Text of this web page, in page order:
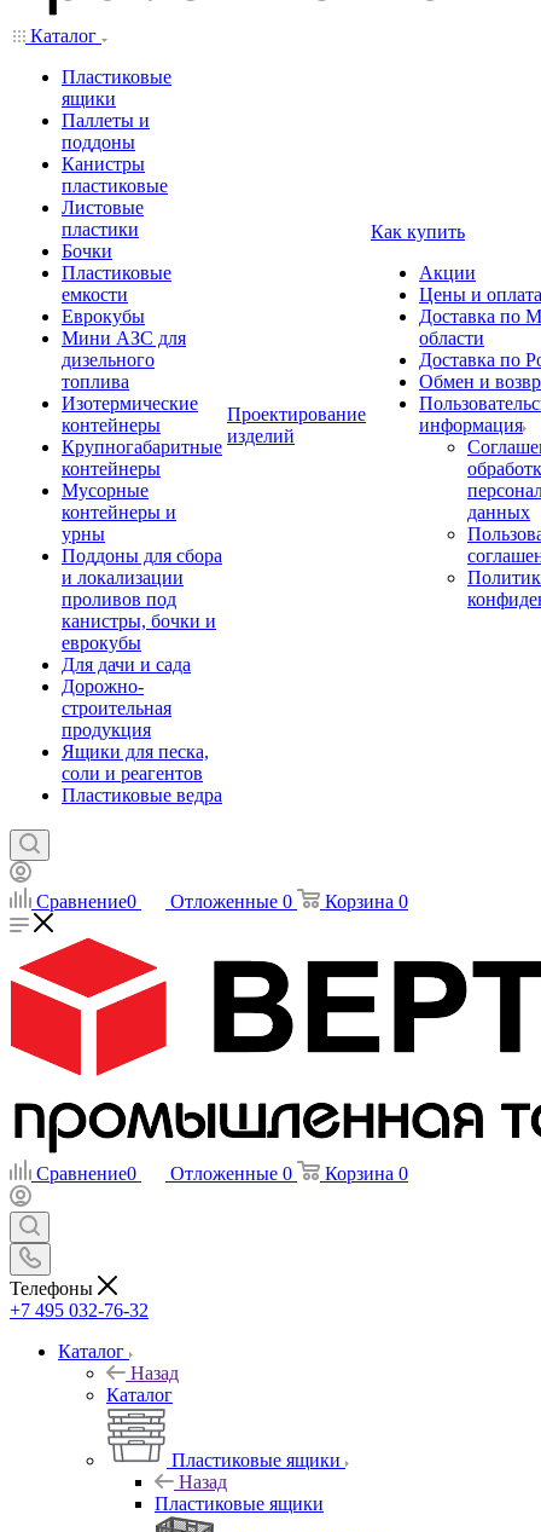
Каталог
Пластиковые
ящики
Паллеты и
поддоны
Канистры
пластиковые
Листовые
пластики
Бочки
Пластиковые
емкости
Еврокубы
Мини АЗС для
дизельного
топлива
Изотермические
контейнеры
Крупногабаритные
контейнеры
Мусорные
контейнеры и
урны
Поддоны для сбора
и локализации
проливов под
канистры, бочки и
еврокубы
Для дачи и сада
Дорожно-
строительная
продукция
Ящики для песка,
соли и реагентов
Пластиковые ведра
Проектирование
изделий
Как купить
Акции
Цены и оплата
Доставка по
области
Доставка по
Обмен и
информация
данных
Сравнение0 Отложенные 0 Корзина 0
Сравнение0 Отложенные 0 Корзина 0
Телефоны
+7 495 032-76-32
Каталог
Назад
Каталог
Пластиковые ящики
Назад
Пластиковые ящики